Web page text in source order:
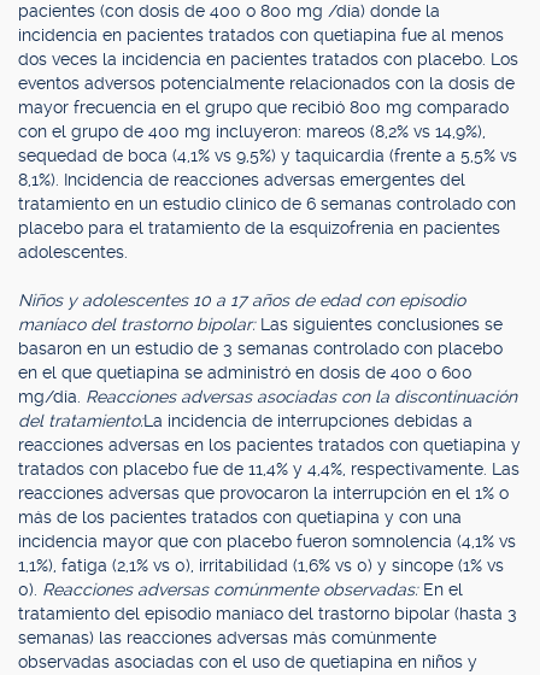
pacientes (con dosis de 400 o 800 mg /día) donde la
incidencia en pacientes tratados con quetiapina fue al menos
dos veces la incidencia en pacientes tratados con placebo. Los
eventos adversos potencialmente relacionados con la dosis de
mayor frecuencia en el grupo que recibió 800 mg comparado
con el grupo de 400 mg incluyeron: mareos (8,2% vs 14,9%),
sequedad de boca (4,1% vs 9,5%) y taquicardia (frente a 5,5% vs
8,1%). Incidencia de reacciones adversas emergentes del
tratamiento en un estudio clínico de 6 semanas controlado con
placebo para el tratamiento de la esquizofrenia en pacientes
adolescentes.
Niños y adolescentes 10 a 17 años de edad con episodio
maníaco del trastorno bipolar: Las siguientes conclusiones se
basaron en un estudio de 3 semanas controlado con placebo
en el que quetiapina se administró en dosis de 400 o 600
mg/día. Reacciones adversas asociadas con la discontinuación
del tratamiento:La incidencia de interrupciones debidas a
reacciones adversas en los pacientes tratados con quetiapina y
tratados con placebo fue de 11,4% y 4,4%, respectivamente. Las
reacciones adversas que provocaron la interrupción en el 1% o
más de los pacientes tratados con quetiapina y con una
incidencia mayor que con placebo fueron somnolencia (4,1% vs
1,1%), fatiga (2,1% vs 0), irritabilidad (1,6% vs 0) y síncope (1% vs
0). Reacciones adversas comúnmente observadas: En el
tratamiento del episodio maníaco del trastorno bipolar (hasta 3
semanas) las reacciones adversas más comúnmente
observadas asociadas con el uso de quetiapina en niños y